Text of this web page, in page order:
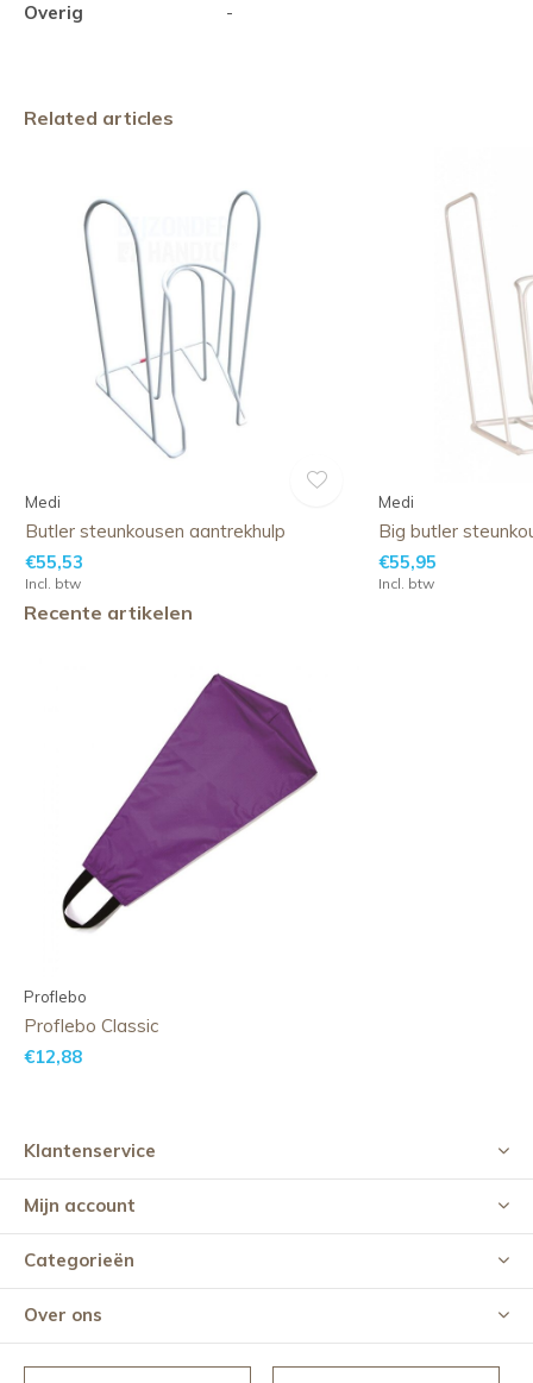
Overig -
Related articles
Medi
Butler steunkousen aantrekhulp
€55,53
Incl. btw
Medi
Big butler
€55,95
Incl. btw
Recente artikelen
Proflebo
Proflebo Classic
€12,88
Klantenservice
Mijn account
Categorieën
Over ons